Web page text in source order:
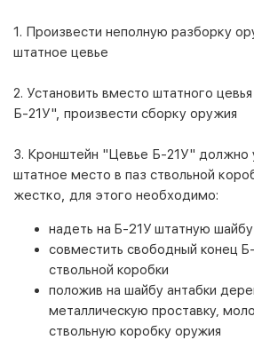
1. Произвести неполную разборку
штатное цевье
2. Установить вместо штатного
Б-21У", произвести сборку оружия
3. Кронштейн "Цевье Б-21У" должно
штатное место в паз ствольной
жестко, для этого необходимо:
надеть на Б-21У штатную шайбу
совместить свободный конец
ствольной коробки
положив на шайбу антабки
металлическую проставку,
ствольную коробку оружия